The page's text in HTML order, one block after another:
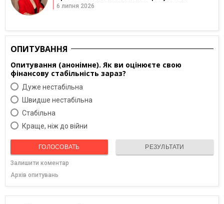
6 липня 2026
ОПИТУВАННЯ
Опитування (анонімне). Як ви оцінюєте свою
фінансову стабільність зараз?
Дуже нестабільна
Швидше нестабільна
Cтабільна
Краще, ніж до війни
ГОЛОСОВАТЬ РЕЗУЛЬТАТИ
Залишити коментар
Архів опитувань